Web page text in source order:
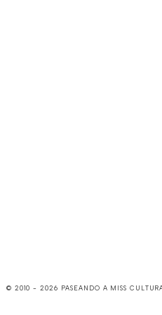
© 2010 -2026 PASEANDO A MISS